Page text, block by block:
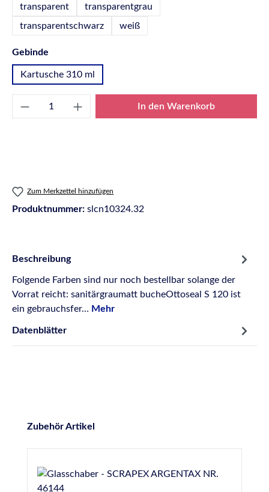
transparent
transparentgrau
transparentschwarz
weiß
Gebinde
Kartusche 310 ml
Produkt Anzahl: Gib den gewünschten
In den Warenkorb
Zum Merkzettel hinzufügen
Produktnummer: slcn10324.32
Beschreibung
Folgende Farben sind nur noch bestellbar solange der
Vorrat reicht: sanitärgraumatt bucheOttoseal S 120 ist
ein gebrauchsfer… Mehr
Datenblätter
Produktgalerie überspringen
Zubehör Artikel